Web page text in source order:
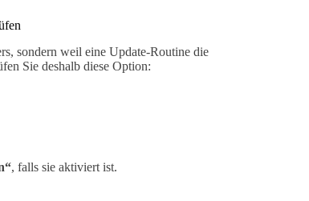
sondern weil eine Update-Routine die
Sie deshalb diese Option:
, falls sie aktiviert ist.